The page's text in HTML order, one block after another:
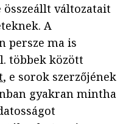
összeállt változatait
A
persze ma is
többek között
, e sorok szerzőjének
gyakran mintha